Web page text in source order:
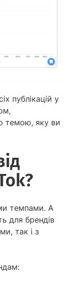
публікацій у
темою, яку ви
темпами. А
для брендів
так і з